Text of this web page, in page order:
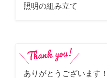
照明の組み立て
ありがとうございます